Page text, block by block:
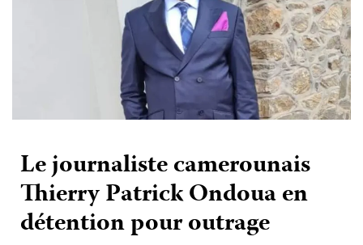
Le journaliste camerounais
Thierry Patrick Ondoua en
détention pour outrage